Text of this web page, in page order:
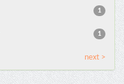
1
1
next >